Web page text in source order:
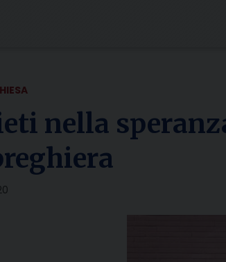
nella